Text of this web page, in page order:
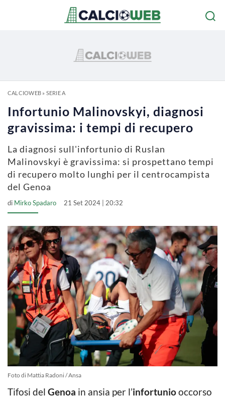
CALCIOWEB» SERIE A
Infortunio Malinovskyi, diagnosi
gravissima: i tempi di recupero
La diagnosi sull'infortunio di Ruslan
Malinovskyi è gravissima: si prospettano tempi
di recupero molto lunghi per il centrocampista
del Genoa
di Mirko Spadaro 21 Set 2024 | 20:32
Foto di Mattia Radoni / Ansa
Tifosi del Genoa in ansia per l’infortuniooccorso